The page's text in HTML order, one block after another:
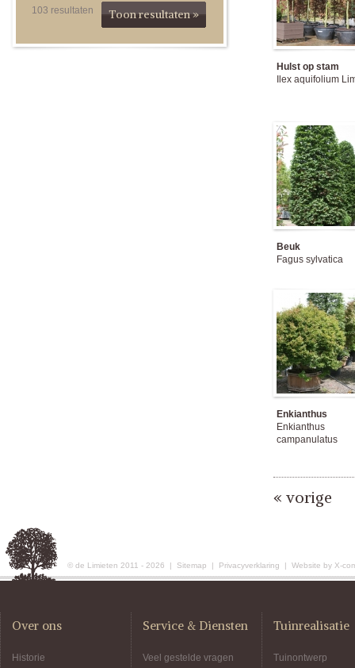
103 resultaten Toon resultaten »
Hulst op stam
Ilex aquifolium
Beuk
Fagus sylvatica
Enkianthus
Enkianthus
campanulatus
« vorige
© de Limieten 2011 - 2026 | Sitemap | Privacyverklaring | Website by X-
Over ons
Historie
Service & Diensten
Veel gestelde vragen
Tuinrealisatie
Tuinontwerp